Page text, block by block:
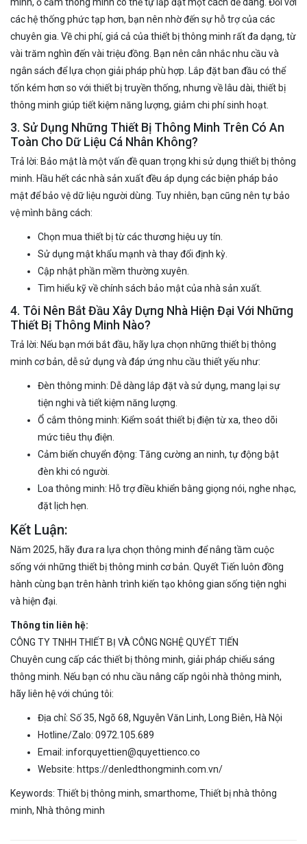
minh, ổ cắm thông minh có thể tự lắp đặt một cách dễ dàng. Đối với
các hệ thống phức tạp hơn, bạn nên nhờ đến sự hỗ trợ của các
chuyên gia. Về chi phí, giá cả của thiết bị thông minh rất đa dạng, từ
vài trăm nghìn đến vài triệu đồng. Bạn nên cân nhắc nhu cầu và
ngân sách để lựa chọn giải pháp phù hợp. Lắp đặt ban đầu có thể
tốn kém hơn so với thiết bị truyền thống, nhưng về lâu dài, thiết bị
thông minh giúp tiết kiệm năng lượng, giảm chi phí sinh hoạt.
3. Sử Dụng Những Thiết Bị Thông Minh Trên Có An
Toàn Cho Dữ Liệu Cá Nhân Không?
Trả lời: Bảo mật là một vấn đề quan trọng khi sử dụng thiết bị thông
minh. Hầu hết các nhà sản xuất đều áp dụng các biện pháp bảo
mật để bảo vệ dữ liệu người dùng. Tuy nhiên, bạn cũng nên tự bảo
vệ mình bằng cách:
Chọn mua thiết bị từ các thương hiệu uy tín.
Sử dụng mật khẩu mạnh và thay đổi định kỳ.
Cập nhật phần mềm thường xuyên.
Tìm hiểu kỹ về chính sách bảo mật của nhà sản xuất.
4. Tôi Nên Bắt Đầu Xây Dựng Nhà Hiện Đại Với Những
Thiết Bị Thông Minh Nào?
Trả lời: Nếu bạn mới bắt đầu, hãy lựa chọn những thiết bị thông
minh cơ bản, dễ sử dụng và đáp ứng nhu cầu thiết yếu như:
Đèn thông minh: Dễ dàng lắp đặt và sử dụng, mang lại sự
tiện nghi và tiết kiệm năng lượng.
Ổ cắm thông minh: Kiểm soát thiết bị điện từ xa, theo dõi
mức tiêu thụ điện.
Cảm biến chuyển động: Tăng cường an ninh, tự động bật
đèn khi có người.
Loa thông minh: Hỗ trợ điều khiển bằng giọng nói, nghe nhạc,
đặt lịch hẹn.
Kết Luận:
Năm 2025, hãy đưa ra lựa chọn thông minh để nâng tầm cuộc
sống với những thiết bị thông minh cơ bản. Quyết Tiến luôn đồng
hành cùng bạn trên hành trình kiến tạo không gian sống tiện nghi
và hiện đại.
Thông tin liên hệ:
CÔNG TY TNHH THIẾT BỊ VÀ CÔNG NGHỆ QUYẾT TIẾN
Chuyên cung cấp các thiết bị thông minh, giải pháp chiếu sáng
thông minh. Nếu bạn có nhu cầu nâng cấp ngôi nhà thông minh,
hãy liên hệ với chúng tôi:
Địa chỉ: Số 35, Ngõ 68, Nguyễn Văn Linh, Long Biên, Hà Nội
Hotline/Zalo: 0972.105.689
Email: inforquyettien@quyettienco.co
Website: https://denledthongminh.com.vn/
Keywords: Thiết bị thông minh, smarthome, Thiết bị nhà thông
minh, Nhà thông minh